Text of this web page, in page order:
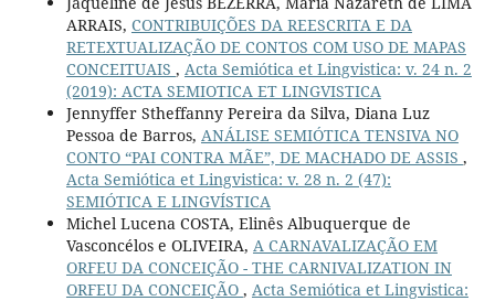
ARRAIS, CONTRIBUIÇÕES DA REESCRITA E DA
RETEXTUALIZAÇÃO DE CONTOS COM USO DE MAPAS
CONCEITUAIS , Acta Semiótica et Lingvistica: v. 24 n. 2
(2019): ACTA SEMIOTICA ET LINGVISTICA
Jennyffer Stheffanny Pereira da Silva, Diana Luz
Pessoa de Barros, ANÁLISE SEMIÓTICA TENSIVA NO
CONTO “PAI CONTRA MÃE”, DE MACHADO DE ASSIS ,
Acta Semiótica et Lingvistica: v. 28 n. 2 (47):
SEMIÓTICA E LINGVÍSTICA
Michel Lucena COSTA, Elinês Albuquerque de
Vasconcélos e OLIVEIRA, A CARNAVALIZAÇÃO EM
ORFEU DA CONCEIÇÃO - THE CARNIVALIZATION IN
ORFEU DA CONCEIÇÃO , Acta Semiótica et Lingvistica: